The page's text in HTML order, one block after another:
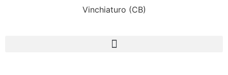
Vinchiaturo (CB)